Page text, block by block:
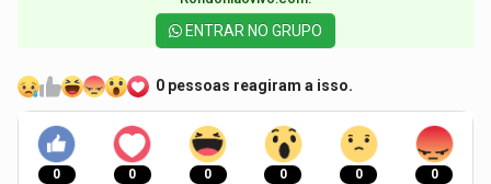
ENTRAR NO GRUPO
0 pessoas reagiram a isso.
0 0 0 0 0 0